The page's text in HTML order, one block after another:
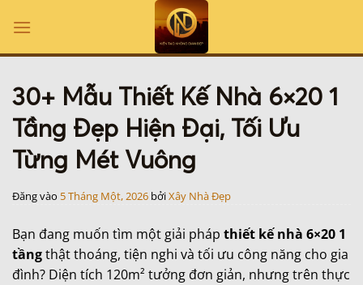
qua
nội
30+ Mẫu Thiết Kế Nhà 6×20 1
Tầng Đẹp Hiện Đại, Tối Ưu
Từng Mét Vuông
Đăng vào 5 Tháng Một, 2026 bởiXây Nhà Đẹp
Bạn đang muốn tìm một giải pháp thiết kế nhà 6×20 1
tầngthật thoáng, tiện nghi và tối ưu công năng cho gia
đình? Diện tích 120m² tưởng đơn giản, nhưng trên thực